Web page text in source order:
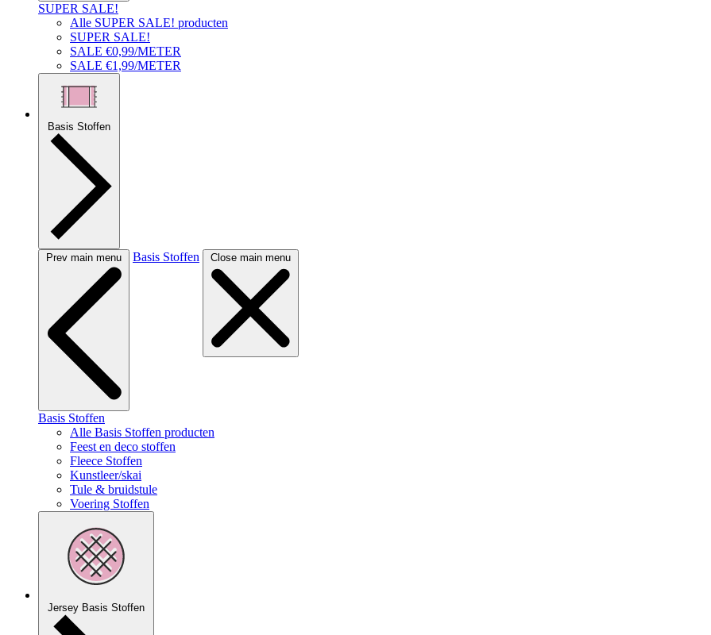
SUPER SALE!
Alle SUPER SALE! producten
SUPER SALE!
SALE €0,99/METER
SALE €1,99/METER
Basis Stoffen
Prev main menu Basis Stoffen Close main menu
Basis Stoffen
Alle Basis Stoffen producten
Feest en deco stoffen
Fleece Stoffen
Kunstleer/skai
Tule & bruidstule
Voering Stoffen
Jersey Basis Stoffen